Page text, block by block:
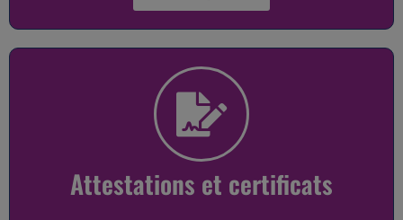
Attestations et certificats